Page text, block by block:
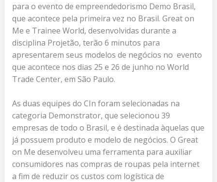
para o evento de empreendedorismo Demo Brasil,
que acontece pela primeira vez no Brasil. Great on
Me e Trainee World, desenvolvidas durante a
disciplina Projetão, terão 6 minutos para
apresentarem seus modelos de negócios no evento
que acontece nos dias 25 e 26 de junho no World
Trade Center, em São Paulo.
As duas equipes do CIn foram selecionadas na
categoria Demonstrator, que selecionou 39
empresas de todo o Brasil, e é destinada àquelas que
já possuem produto e modelo de negócios. O Great
on Me desenvolveu uma ferramenta para auxiliar
consumidores nas compras de roupas pela internet
a fim de reduzir os custos com logística de